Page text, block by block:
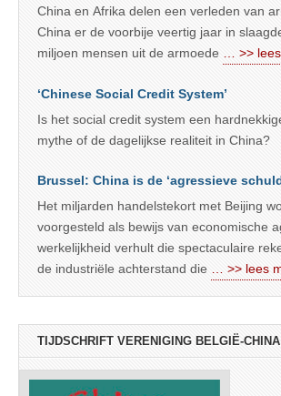
China en Afrika delen een verleden van
China er de voorbije veertig jaar in
miljoen mensen uit de armoede
… >>
‘Chinese Social Credit System’
Is het social credit system een
mythe of de dagelijkse realiteit in China?
Brussel: China is de ‘agressieve
Het miljarden handelstekort met Beijing
voorgesteld als bewijs van economische
werkelijkheid verhult die spectaculaire
de industriële achterstand die
… >> lees
TIJDSCHRIFT VERENIGING BELGIË-CHINA